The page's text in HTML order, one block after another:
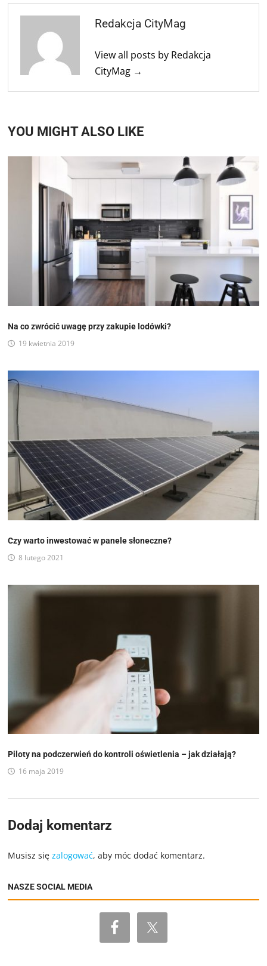
Redakcja CityMag
View all posts by Redakcja
CityMag →
YOU MIGHT ALSO LIKE
Na co zwrócić uwagę przy zakupie lodówki?
19 kwietnia 2019
Czy warto inwestować w panele słoneczne?
8 lutego 2021
Piloty na podczerwień do kontroli oświetlenia – jak działają?
16 maja 2019
Dodaj komentarz
Musisz sięzalogować, aby móc dodać komentarz.
NASZE SOCIAL MEDIA